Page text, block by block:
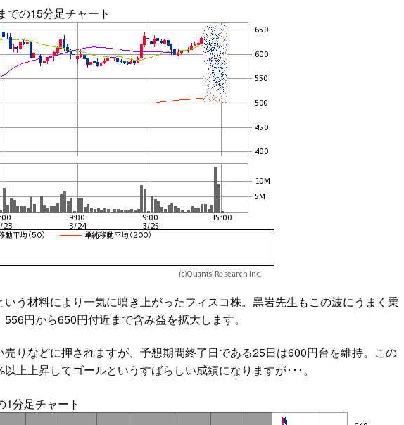
での15分足チャート
いう材料により一気に噴き上がったフィスコ株。黒岩先生もこの波にうまく乗
円から650円付近まで含み益を拡大します。
売りなどに押されますが、予想期間終了日である25日は600円台を維持。この
以上上昇してゴールというすばらしい成績になりますが･･･。
1分足チャート